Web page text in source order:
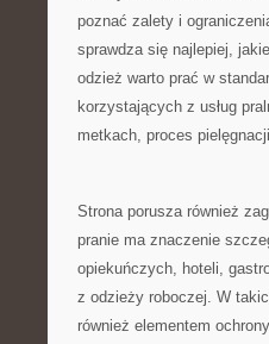
poznać zalety i
sprawdza się najlepiej,
odzież warto prać w
korzystających z usług
metkach, proces
Strona porusza również
pranie ma znaczenie
opiekuńczych, hoteli,
z odzieży roboczej. W
również elementem